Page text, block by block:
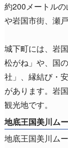
約200メートル
や岩国市街、瀬
城下町には、岩
松がね」や、国
社」、縁結び・
があります。岩
観光地です。
地底王国美川ム
地底王国美川ム